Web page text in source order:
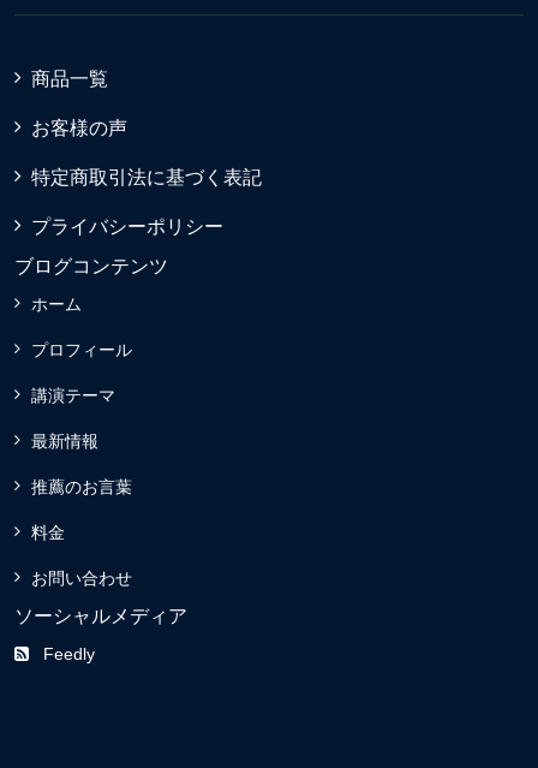
商品一覧
お客様の声
特定商取引法に基づく表記
プライバシーポリシー
ブログコンテンツ
ホーム
プロフィール
講演テーマ
最新情報
推薦のお言葉
料金
お問い合わせ
ソーシャルメディア
Feedly